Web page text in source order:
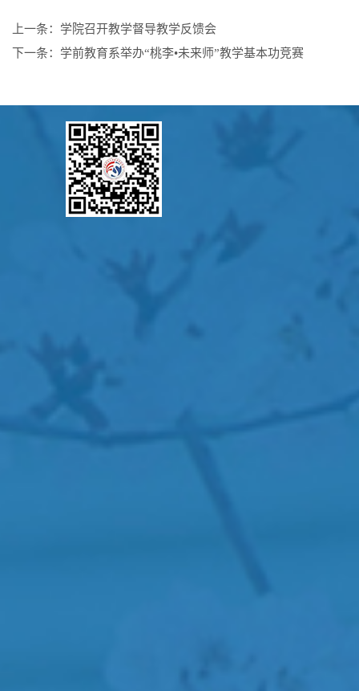
上一条： 学院召开教学督导教学反馈会
下一条： 学前教育系举办“桃李•未来师”教学基本功竞赛